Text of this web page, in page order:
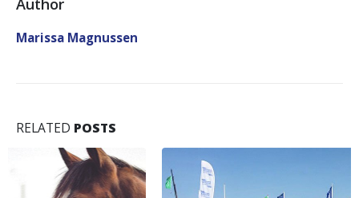
Author
Marissa Magnussen
RELATED POSTS